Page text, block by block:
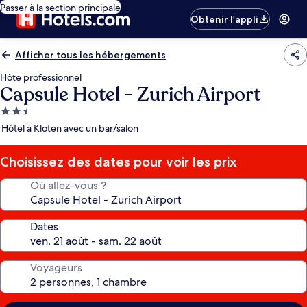
Passer à la section principale
Obtenir l’appli
Afficher tous les hébergements
Hôte professionnel
Capsule Hotel - Zurich Airport
Hébergement
2.5 étoiles
Hôtel à Kloten avec un bar/salon
Choisissez des dates pour voir les prix
Où allez-vous ?
Dates
Voyageurs